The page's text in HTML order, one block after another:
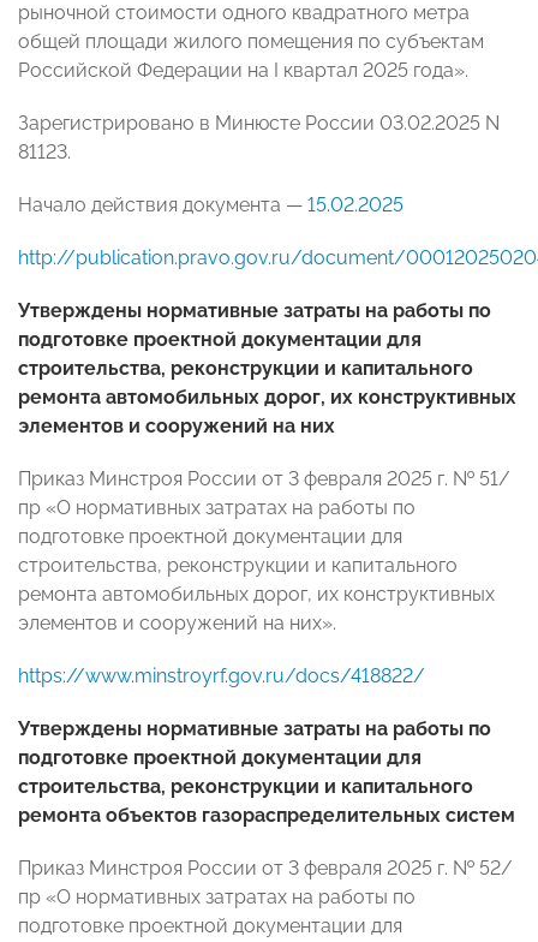
рыночной стоимости одного квадратного метра
общей площади жилого помещения по субъектам
Российской Федерации на I квартал 2025 года».
Зарегистрировано в Минюсте России 03.02.2025 N
81123.
Начало действия документа — 15.02.2025
http://publication.pravo.gov.ru/document/
Утверждены нормативные затраты на работы по
подготовке проектной документации для
строительства, реконструкции и капитального
ремонта автомобильных дорог, их конструктивных
элементов и сооружений на них
Приказ Минстроя России от 3 февраля 2025 г. № 51/
пр «О нормативных затратах на работы по
подготовке проектной документации для
строительства, реконструкции и капитального
ремонта автомобильных дорог, их конструктивных
элементов и сооружений на них».
https://www.minstroyrf.gov.ru/docs/418822/
Утверждены нормативные затраты на работы по
подготовке проектной документации для
строительства, реконструкции и капитального
ремонта объектов газораспределительных систем
Приказ Минстроя России от 3 февраля 2025 г. № 52/
пр «О нормативных затратах на работы по
подготовке проектной документации для